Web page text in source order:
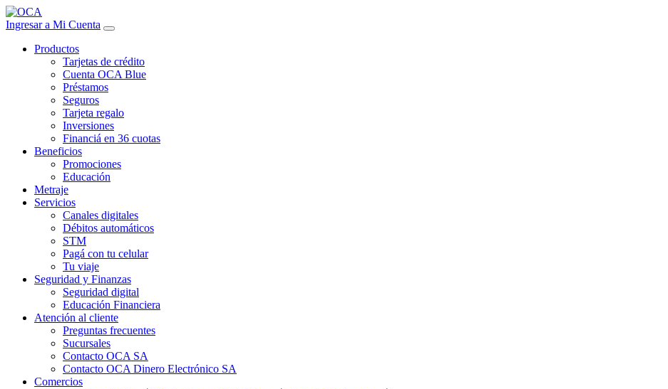
Ingresar a Mi Cuenta
Productos
Tarjetas de crédito
Cuenta OCA Blue
Préstamos
Seguros
Tarjeta regalo
Inversiones
Financiá en 36 cuotas
Beneficios
Promociones
Educación
Metraje
Servicios
Canales digitales
Débitos automáticos
STM
Pagá con tu celular
Tu viaje
Seguridad y Finanzas
Seguridad digital
Educación Financiera
Atención al cliente
Preguntas frecuentes
Sucursales
Contacto OCA SA
Contacto OCA Dinero Electrónico SA
Comercios